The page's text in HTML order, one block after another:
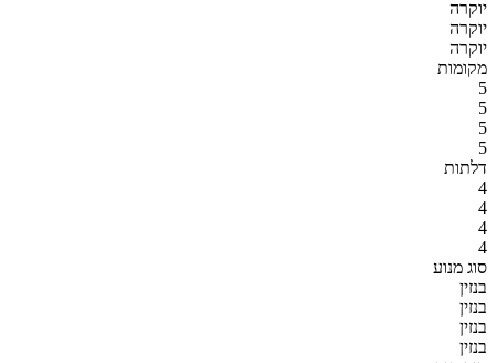
יוקרה
יוקרה
יוקרה
מקומות
5
5
5
5
דלתות
4
4
4
4
סוג מנוע
בנזין
בנזין
בנזין
בנזין